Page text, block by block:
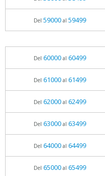
Del 59000al 59499
Del 60000al 60499
Del 61000al 61499
Del 62000al 62499
Del 63000al 63499
Del 64000al 64499
Del 65000al 65499